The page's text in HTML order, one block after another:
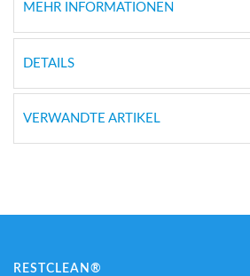
MEHR INFORMATIONEN
DETAILS
VERWANDTE ARTIKEL
RESTCLEAN®